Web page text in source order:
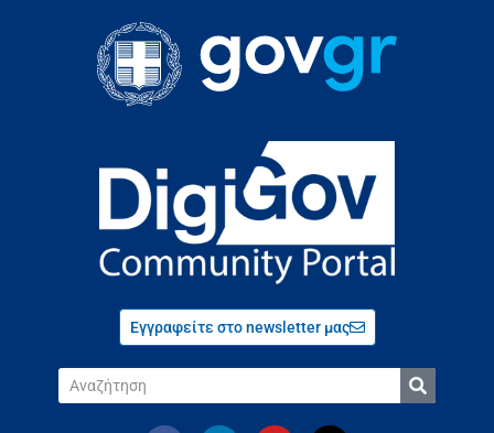
Εγγραφείτε στο newsletter μας